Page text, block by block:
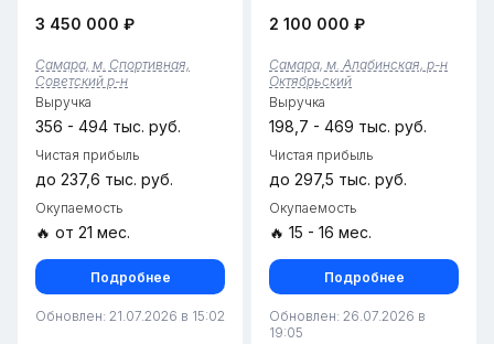
Зубчаниновка, ул. 30 лет
110 м². Два отдельных
полноценных входа: 45 м² —
Ozon, остальное —
Wildberries....
3 450 000 ₽
Самара, м. Спортивная,
Советский р-н
Выручка
356 - 494 тыс. руб.
Чистая прибыль
до 237,6 тыс. руб.
Окупаемость
🔥 от 21 мес.
Подробнее
Обновлен: 21.07.2026 в 15:02
продаже предлагается
заказов, обслуживающий
платформы Wildberries и
Яндекс Маркет. Бизнес
функционирует с 2025 г...
2 100 000 ₽
Самара, м. Алабинская, р-н
Октябрьский
Выручка
198,7 - 469 тыс. руб.
Чистая прибыль
до 297,5 тыс. руб.
Окупаемость
🔥 15 - 16 мес.
Подробнее
Обновлен: 26.07.2026 в
19:05